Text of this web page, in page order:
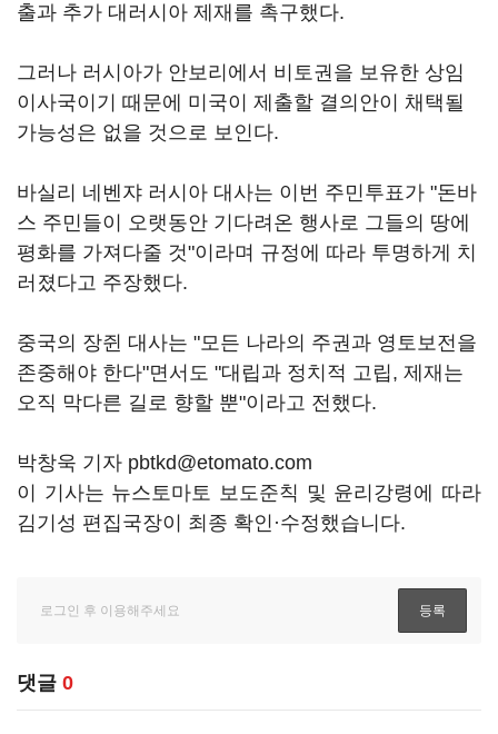
출과 추가 대러시아 제재를 촉구했다.
그러나 러시아가 안보리에서 비토권을 보유한 상임
이사국이기 때문에 미국이 제출할 결의안이 채택될
가능성은 없을 것으로 보인다.
바실리 네벤쟈 러시아 대사는 이번 주민투표가 "돈바
스 주민들이 오랫동안 기다려온 행사로 그들의 땅에
평화를 가져다줄 것"이라며 규정에 따라 투명하게 치
러졌다고 주장했다.
중국의 장쥔 대사는 "모든 나라의 주권과 영토보전을
존중해야 한다"면서도 "대립과 정치적 고립, 제재는
오직 막다른 길로 향할 뿐"이라고 전했다.
박창욱 기자 pbtkd@etomato.com
이 기사는 뉴스토마토 보도준칙 및 윤리강령에 따라
김기성 편집국장이 최종 확인·수정했습니다.
댓글 0